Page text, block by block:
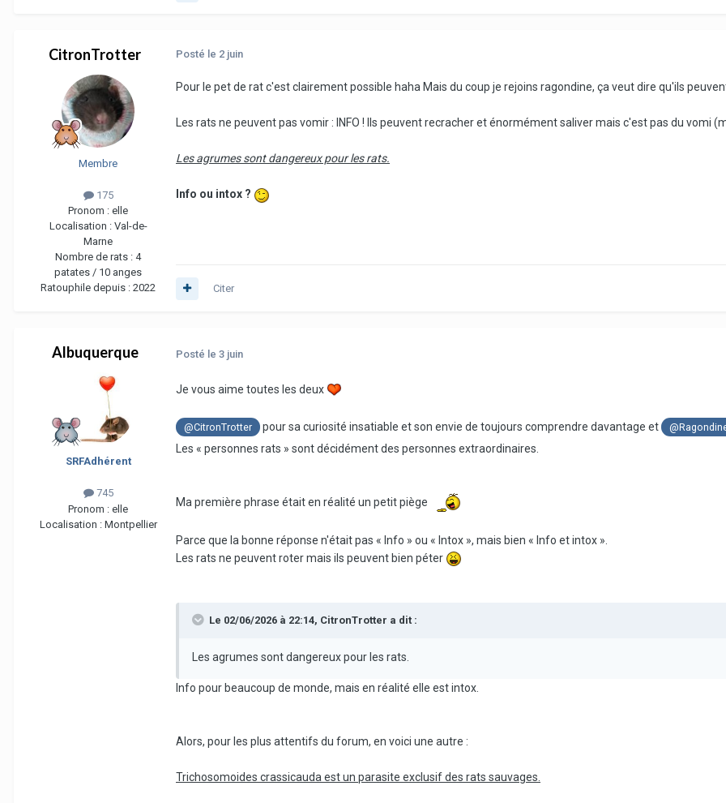
CitronTrotter
Membre
175
Pronom : elle
Localisation : Val-de-
Marne
Nombre de rats : 4
patates / 10 anges
Ratouphile depuis : 2022
Posté le 2 juin
Pour le pet de rat c'est clairement possible haha Mais du coup je rejoins ragondine, ça veut dire qu'ils
Les rats ne peuvent pas vomir : INFO ! Ils peuvent recracher et énormément saliver mais c'est pas du vomi
Les agrumes sont dangereux pour les rats.
Info ou intox ?
Citer
Albuquerque
SRFAdhérent
745
Pronom : elle
Localisation : Montpellier
Posté le 3 juin
Je vous aime toutes les deux
@CitronTrotter pour sa curiosité insatiable et son envie de toujours comprendre davantage et
Les « personnes rats » sont décidément des personnes extraordinaires.
Ma première phrase était en réalité un petit piège
Parce que la bonne réponse n'était pas « Info » ou « Intox », mais bien « Info et intox ».
Les rats ne peuvent roter mais ils peuvent bien péter
Le 02/06/2026 à 22:14, CitronTrotter a dit :
Les agrumes sont dangereux pour les rats.
Info pour beaucoup de monde, mais en réalité elle est intox.
Alors, pour les plus attentifs du forum, en voici une autre :
Trichosomoides crassicauda est un parasite exclusif des rats sauvages.